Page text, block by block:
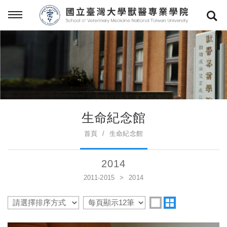
生命紀念館
首頁 生命紀念館
2014
2011-2015 2014